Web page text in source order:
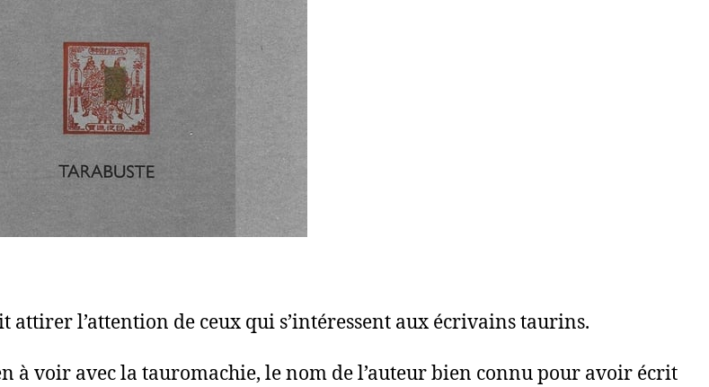
l’attention de ceux qui s’intéressent aux écrivains taurins.
à voir avec la tauromachie, le nom de l’auteur bien connu pour avoir écrit